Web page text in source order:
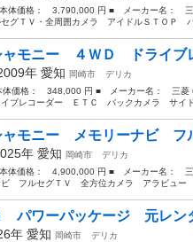
体価格： 3,790,000 円 ■ メーカー名：
グＴＶ・全周囲カメラ アイドルＳＴＯＰ パ
ャモニー ４ＷＤ ドライ
年 愛知 岡崎市
デリカ
価格： 348,000 円 ■ メーカー名： 三
ブレコーダー ＥＴＣ バックカメラ サイ
ャモニー メモリーナビ
年 愛知 岡崎市
デリカ
体価格： 4,900,000 円 ■ メーカー名：
フルセグＴＶ 全方位カメラ アラビュー
パワーパッケージ 元レン
年 愛知 岡崎市
デリカ